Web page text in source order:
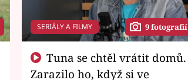
SERIÁLY A FILMY 9 fotografií
Zarazilo ho, když si ve